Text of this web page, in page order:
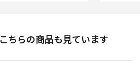
ちらの商品も見ています